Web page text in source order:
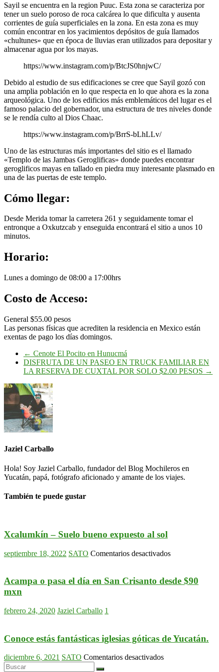
Sayil se encuentra en la region Puuc. Esta zona se caracteriza por
tener un suelo poroso de roca calcárea lo que dificulta y ausenta
corrientes de guía superficiales en la zona. En esta zona es muy
común encontrar en los yacimientos depósitos de guía llamados
«chultunes» que en época de lluvias eran utilizados para depositar y
almacenar agua por los mayas.
https://www.instagram.com/p/BtcJS0hnjwC/
Debido al estudio de sus edificaciones se cree que Sayil gozó con
una amplia población en lo que respecta en lo que ahora es la zona
arqueológica. Uno de los edificios más emblemáticos del lugar es el
famoso palacio del gobernador, una estructura de tres niveles donde
se le rendía culto al Dios Chaac.
https://www.instagram.com/p/BrrS-bLhLLv/
Uno de las estructuras más importantes del sitio es el llamado
«Templo de las Jambas Geroglificas» donde puedes encontrar
geroglificos mayas en tallado en piedra muy interesante plasmado en
una de las puertas de este templo.
Cómo llegar:
Desde Merida tomar la carretera 261 y seguidamente tomar el
entronque a Oxkutzcab y enseguida encontrará el sitio a unos 10
minutos.
Horario:
Lunes a domingo de 08:00 a 17:00hrs
Costo de Acceso:
General $55.00 pesos
Las personas físicas que acrediten la residencia en Mexico están
exentas de pago los días domingos.
← Cenote El Pocito en Hunucmá
DISFRUTA DE UN PASEO EN TRUCK FAMILIAR EN
LA RESERVA DE CUXTAL POR SOLO $2.00 PESOS →
Jaziel Carballo
Hola! Soy Jaziel Carballo, fundador del Blog Mochileros en
Yucatán, papá, fotógrafo aficionado y amante de los viajes.
También te puede gustar
Xcalumkín – Suelo bueno expuesto al sol
septiembre 18, 2022 SATO Comentarios desactivadosen
Suelo
Acampa o pasa el día en San Crisanto desde $90
mxn
febrero 24, 2020 Jaziel Carballo 1
Conoce estás fantásticas iglesias góticas de Yucatán.
diciembre 6, 2021 SATO Comentarios desactivadosen